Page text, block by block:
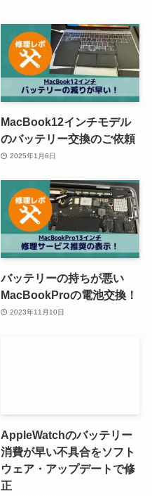
MacBook12インチモデル
のバッテリー交換のご依頼
2025年1月6日
バッテリーの持ちが悪い
MacBookProの電池交換！
2023年11月10日
AppleWatchのバッテリー
消費が早い不具合をソフト
ウェア・アップデートで修
正